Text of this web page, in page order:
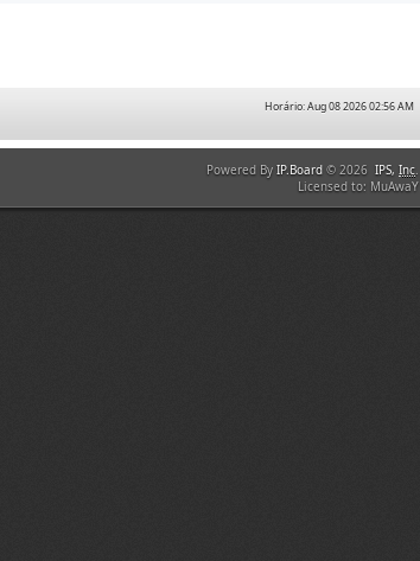
Horário: Aug 08 2026 02:56 AM
Powered By IP.Board © 2026 IPS, Inc.
Licensed to: MuAwaY